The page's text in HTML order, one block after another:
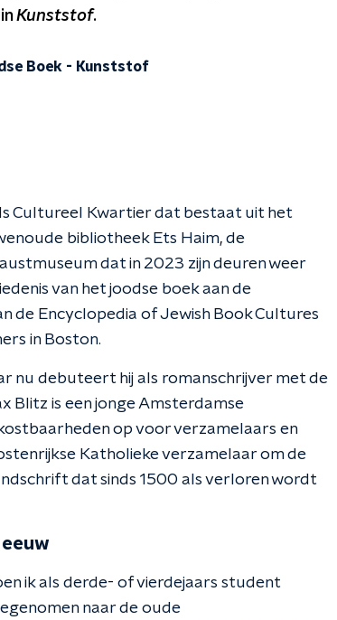
Kunststof.
Boek - Kunststof
Cultureel Kwartier dat bestaat uit het
bibliotheek Ets Haim, de
dat in 2023 zijn deuren weer
van het joodse boek aan de
de Encyclopedia of Jewish Book Cultures
in Boston.
nu debuteert hij als romanschrijver met de
Blitz is een jonge Amsterdamse
op voor verzamelaars en
Katholieke verzamelaar om de
dat sinds 1500 als verloren wordt
ik als derde- of vierdejaars student
naar de oude